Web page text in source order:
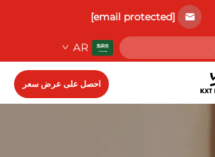
[email protected]
AR
احصل على عرض سعر